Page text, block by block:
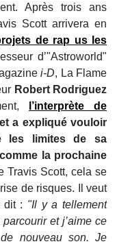
Après trois ans
Scott arrivera en
de rap us les
d’"Astroworld"
i-D, La Flame
Robert Rodriguez
l’interprète de
a expliqué vouloir
les limites de sa
la prochaine
Travis Scott, cela se
de risques. Il veut
dit : "Il y a tellement
et j’aime ce
nouveau son. Je